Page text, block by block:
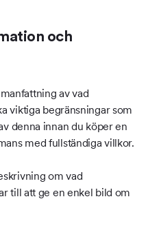
och
av vad
viktiga begränsningar som
denna innan du köper en
med fullständiga villkor.
om vad
till att ge en enkel bild om